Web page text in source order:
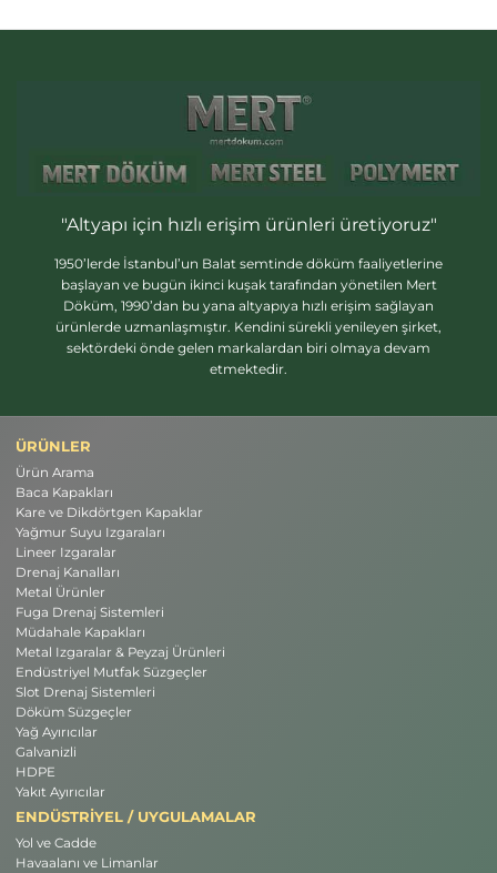
"Altyapı için hızlı erişim ürünleri üretiyoruz"
1950’lerde İstanbul’un Balat semtinde döküm faaliyetlerine
başlayan ve bugün ikinci kuşak tarafından yönetilen Mert
Döküm, 1990’dan bu yana altyapıya hızlı erişim sağlayan
ürünlerde uzmanlaşmıştır. Kendini sürekli yenileyen şirket,
sektördeki önde gelen markalardan biri olmaya devam
etmektedir.
ÜRÜNLER
Ürün Arama
Baca Kapakları
Kare ve Dikdörtgen Kapaklar
Yağmur Suyu Izgaraları
Lineer Izgaralar
Drenaj Kanalları
Metal Ürünler
Fuga Drenaj Sistemleri
Müdahale Kapakları
Metal Izgaralar & Peyzaj Ürünleri
Endüstriyel Mutfak Süzgeçler
Slot Drenaj Sistemleri
Döküm Süzgeçler
Yağ Ayırıcılar
Galvanizli
HDPE
Yakıt Ayırıcılar
ENDÜSTRİYEL / UYGULAMALAR
Yol ve Cadde
Havaalanı ve Limanlar